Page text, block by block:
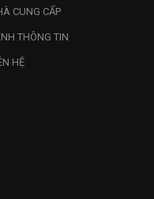
CUNG CẤP
THÔNG TIN
HỆ